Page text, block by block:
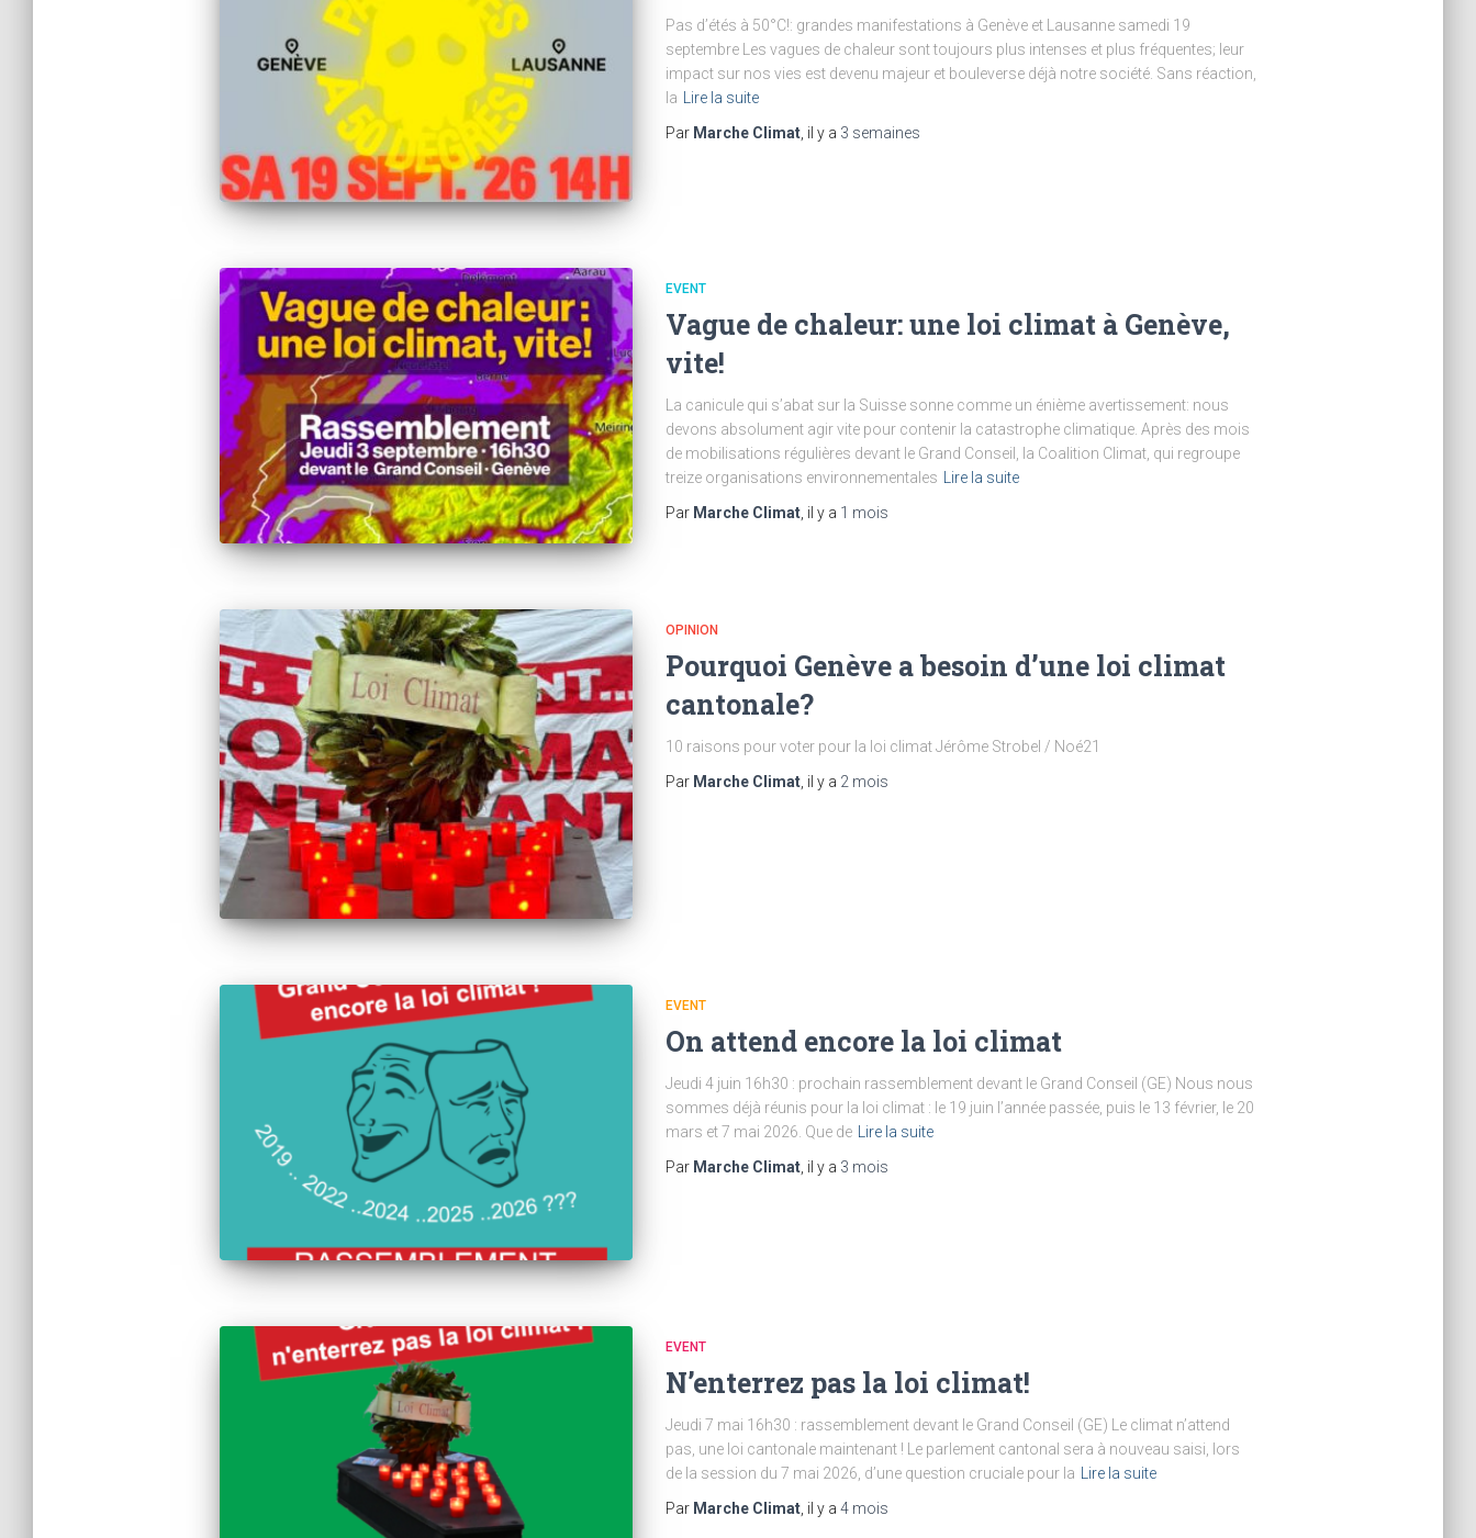
Pas d’étés à 50°C!: grandes manifestations à Genève et Lausanne samedi 19
septembre Les vagues de chaleur sont toujours plus intenses et plus fréquentes; leur
impact sur nos vies est devenu majeur et bouleverse déjà notre société. Sans réaction,
la
Lire la suite
Par Marche Climat, il y a 3 semaines
EVENT
Vague de chaleur: une loi climat à Genève,
vite!
La canicule qui s’abat sur la Suisse sonne comme un énième avertissement: nous
devons absolument agir vite pour contenir la catastrophe climatique. Après des mois
de mobilisations régulières devant le Grand Conseil, la Coalition Climat, qui regroupe
treize organisations environnementales
Lire la suite
Par Marche Climat, il y a 1 mois
OPINION
Pourquoi Genève a besoin d’une loi climat
cantonale?
10 raisons pour voter pour la loi climat Jérôme Strobel / Noé21
Par Marche Climat, il y a 2 mois
EVENT
On attend encore la loi climat
Jeudi 4 juin 16h30 : prochain rassemblement devant le Grand Conseil (GE) Nous nous
sommes déjà réunis pour la loi climat : le 19 juin l’année passée, puis le 13 février, le 20
mars et 7 mai 2026. Que de
Lire la suite
Par Marche Climat, il y a 3 mois
EVENT
N’enterrez pas la loi climat!
Jeudi 7 mai 16h30 : rassemblement devant le Grand Conseil (GE) Le climat n’attend
pas, une loi cantonale maintenant ! Le parlement cantonal sera à nouveau saisi, lors
de la session du 7 mai 2026, d’une question cruciale pour la
Lire la suite
Par Marche Climat, il y a 4 mois